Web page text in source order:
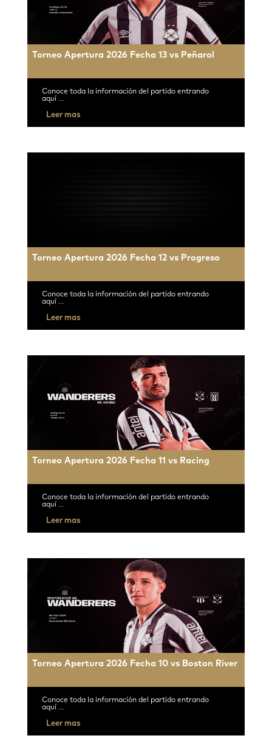
Torneo Apertura 2026 Fecha 13 vs Peñarol
Conoce toda la información del partido entrando
aquí ...
Leer mas
Torneo Apertura 2026 Fecha 12 vs Progreso
Conoce toda la información del partido entrando
aquí ...
Leer mas
Torneo Apertura 2026 Fecha 11 vs Racing
Conoce toda la información del partido entrando
aquí ...
Leer mas
Torneo Apertura 2026 Fecha 10 vs Boston River
Conoce toda la información del partido entrando
aquí ...
Leer mas